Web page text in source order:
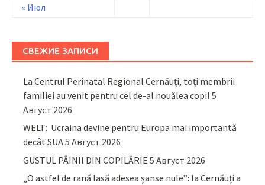
« Июл
СВЕЖИЕ ЗАПИСИ
La Centrul Perinatal Regional Cernăuți, toți membrii
familiei au venit pentru cel de-al nouălea copil 5
Август 2026
WELT: Ucraina devine pentru Europa mai importantă
decât SUA5 Август 2026
GUSTUL PÂINII DIN COPILĂRIE 5 Август 2026
„O astfel de rană lasă adesea șanse nule”: la Cernăuți a